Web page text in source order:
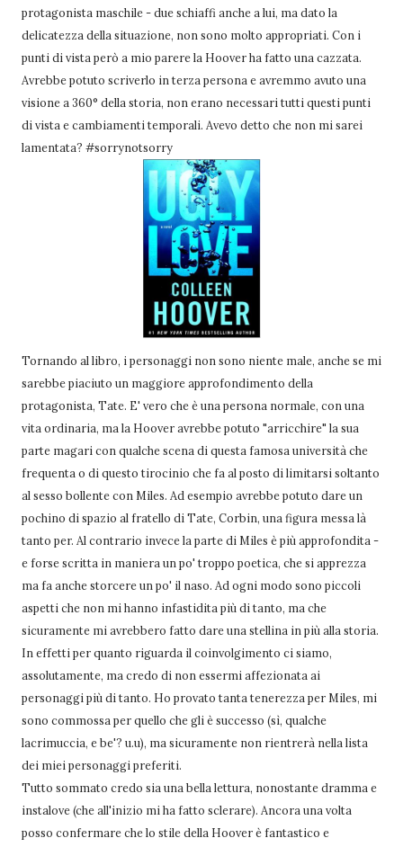
protagonista maschile - due schiaffi anche a lui, ma dato la
delicatezza della situazione, non sono molto appropriati. Con i
punti di vista però a mio parere la Hoover ha fatto una cazzata.
Avrebbe potuto scriverlo in terza persona e avremmo avuto una
visione a 360° della storia, non erano necessari tutti questi punti
di vista e cambiamenti temporali. Avevo detto che non mi sarei
lamentata? #sorrynotsorry
Tornando al libro, i personaggi non sono niente male, anche se mi
sarebbe piaciuto un maggiore approfondimento della
protagonista, Tate. E' vero che è una persona normale, con una
vita ordinaria, ma la Hoover avrebbe potuto "arricchire" la sua
parte magari con qualche scena di questa famosa università che
frequenta o di questo tirocinio che fa al posto di limitarsi soltanto
al sesso bollente con Miles. Ad esempio avrebbe potuto dare un
pochino di spazio al fratello di Tate, Corbin, una figura messa là
tanto per. Al contrario invece la parte di Miles è più approfondita -
e forse scritta in maniera un po' troppo poetica, che si apprezza
ma fa anche storcere un po' il naso. Ad ogni modo sono piccoli
aspetti che non mi hanno infastidita più di tanto, ma che
sicuramente mi avrebbero fatto dare una stellina in più alla storia.
In effetti per quanto riguarda il coinvolgimento ci siamo,
assolutamente, ma credo di non essermi affezionata ai
personaggi più di tanto. Ho provato tanta tenerezza per Miles, mi
sono commossa per quello che gli è successo (sì, qualche
lacrimuccia, e be'? u.u), ma sicuramente non rientrerà nella lista
dei miei personaggi preferiti.
Tutto sommato credo sia una bella lettura, nonostante dramma e
instalove (che all'inizio mi ha fatto sclerare). Ancora una volta
posso confermare che lo stile della Hoover è fantastico e